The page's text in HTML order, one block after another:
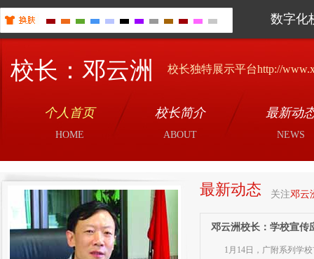
数字化
校长：邓云洲 校长独特展示平台http://
个人首页 校长简介 最新动
HOME ABOUT NEWS
最新动态 关注邓云
邓云洲校长：学校宣传
1月14日，广附系列学